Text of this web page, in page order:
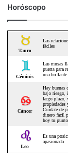
Horóscopo